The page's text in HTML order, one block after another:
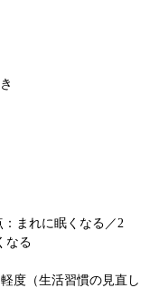
まれに眠くなる／2
なる
度（生活習慣の見直し